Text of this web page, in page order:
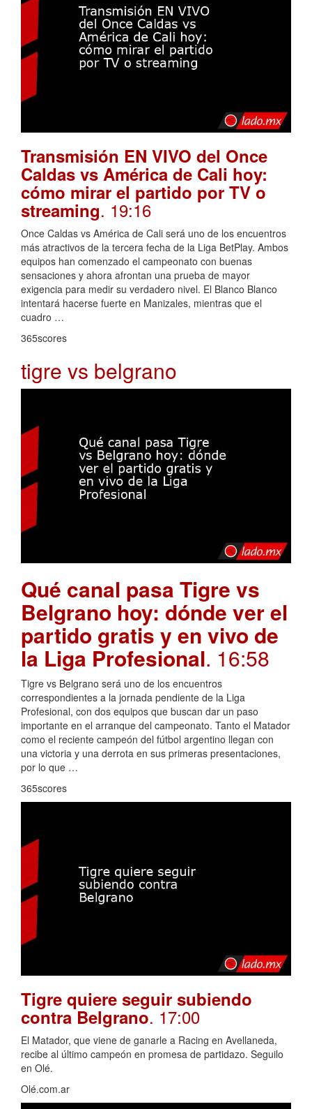
Transmisión EN VIVO del Once
Caldas vs América de Cali hoy:
cómo mirar el partido por TV o
streaming. 19:16
Once Caldas vs América de Cali será uno de los encuentros
más atractivos de la tercera fecha de la Liga BetPlay. Ambos
equipos han comenzado el campeonato con buenas
sensaciones y ahora afrontan una prueba de mayor
exigencia para medir su verdadero nivel. El Blanco Blanco
intentará hacerse fuerte en Manizales, mientras que el
cuadro …
365scores
tigre vs belgrano
Qué canal pasa Tigre vs
Belgrano hoy: dónde ver el
partido gratis y en vivo de
la Liga Profesional. 16:58
Tigre vs Belgrano será uno de los encuentros
correspondientes a la jornada pendiente de la Liga
Profesional, con dos equipos que buscan dar un paso
importante en el arranque del campeonato. Tanto el Matador
como el reciente campeón del fútbol argentino llegan con
una victoria y una derrota en sus primeras presentaciones,
por lo que …
365scores
Tigre quiere seguir subiendo
contra Belgrano. 17:00
El Matador, que viene de ganarle a Racing en Avellaneda,
recibe al último campeón en promesa de partidazo. Seguilo
en Olé.
Olé.com.ar